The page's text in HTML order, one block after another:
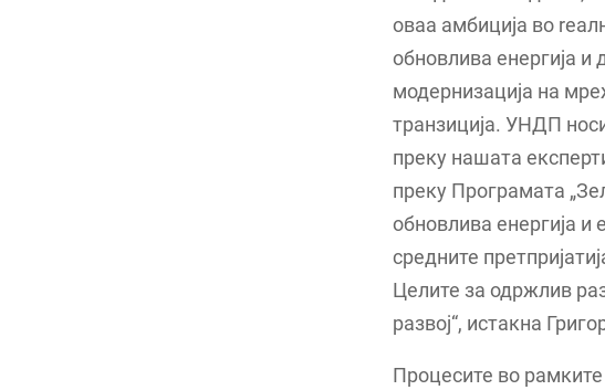
оваа амбиција во
обновлива енергија
модернизација на
транзиција. УНДП
преку нашата
преку Програмата
обновлива енергија и
средните
Целите за одржлив
развој“, истакна
Процесите во